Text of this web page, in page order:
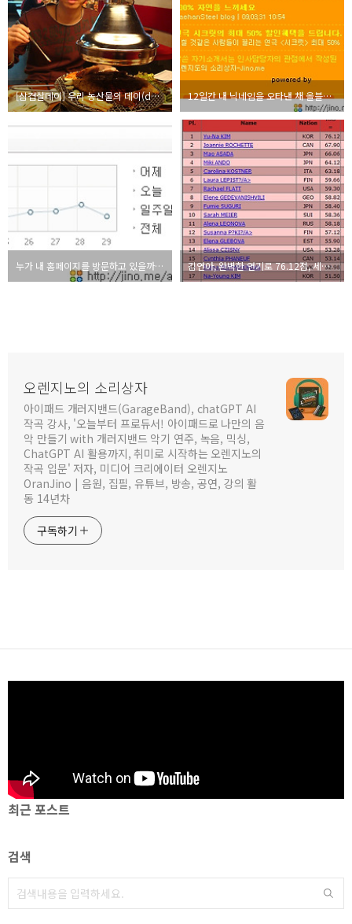
[삼겹살데이] 우리 농산물의 데이(day) 마케팅, 우리食대로 홍보단 모집중 12일간 내 닉네임을 오타낸 채 올블릿에 노출하는 올블로그, 여전히 무시
누가 내 홈페이지를 방문하고 있을까? - 웹인사이드로 분석하기(3/23~3/29) 김연아, 완벽한 연기로 76.12점, 세계 신기록! - 2009 ISU 세계 피겨 선수권 대회
오렌지노의 소리상자
아이패드 개러지밴드(GarageBand), chatGPT AI
작곡 강사, '오늘부터 프로듀서! 아이패드로 나만의 음
악 만들기 with 개러지밴드 악기 연주, 녹음, 믹싱,
ChatGPT AI 활용까지, 취미로 시작하는 오렌지노의
작곡 입문' 저자, 미디어 크리에이터 오렌지노
OranJino | 음원, 집필, 유튜브, 방송, 공연, 강의 활
동 14년차
구독하기
최근 포스트
검색